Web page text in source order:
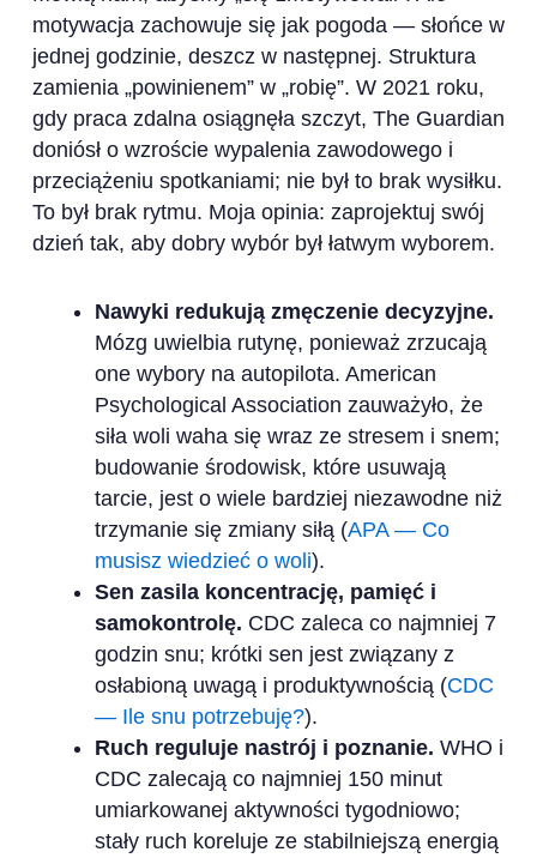
motywacja zachowuje się jak pogoda — słońce w
jednej godzinie, deszcz w następnej. Struktura
zamienia „powinienem” w „robię”. W 2021 roku,
gdy praca zdalna osiągnęła szczyt, The Guardian
doniósł o wzroście wypalenia zawodowego i
przeciążeniu spotkaniami; nie był to brak wysiłku.
To był brak rytmu. Moja opinia: zaprojektuj swój
dzień tak, aby dobry wybór był łatwym wyborem.
Nawyki redukują zmęczenie decyzyjne.
Mózg uwielbia rutynę, ponieważ zrzucają
one wybory na autopilota. American
Psychological Association zauważyło, że
siła woli waha się wraz ze stresem i snem;
budowanie środowisk, które usuwają
tarcie, jest o wiele bardziej niezawodne niż
trzymanie się zmiany siłą (APA — Co
musisz wiedzieć o woli).
Sen zasila koncentrację, pamięć i
samokontrolę. CDC zaleca co najmniej 7
godzin snu; krótki sen jest związany z
osłabioną uwagą i produktywnością (CDC
— Ile snu potrzebuję?).
Ruch reguluje nastrój i poznanie. WHO i
CDC zalecają co najmniej 150 minut
umiarkowanej aktywności tygodniowo;
stały ruch koreluje ze stabilniejszą energią